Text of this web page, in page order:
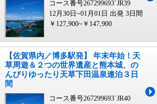
コース番号267299693`JR39
12月30日~01月01日 出発 3日間
￥127,900~￥147,900
【佐賀県内／博多駅発】 年末年始！天
草周遊＆２つの世界遺産と熊本城、の
んびりゆったり天草下田温泉連泊３日
間
コース番号267299693`JR40